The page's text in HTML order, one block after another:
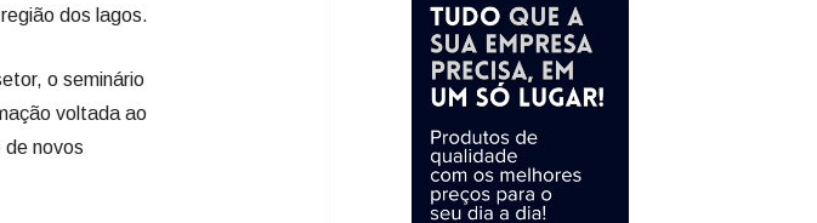
dos lagos.
o seminário
voltada ao
de novos